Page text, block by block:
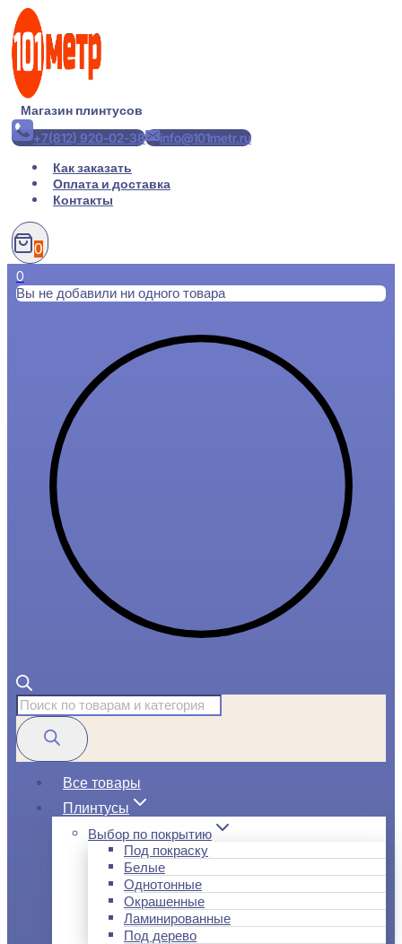
Перейти
содержимому
Магазин плинтусов
+7(812) 920-02-38
info@101metr.ru
Как заказать
Оплата и доставка
Контакты
0
0
Вы не добавили ни одного товара
Поиск
товаров
Все товары
Плинтусы
Выбор по покрытию
Под покраску
Белые
Однотонные
Окрашенные
Ламинированные
Под дерево